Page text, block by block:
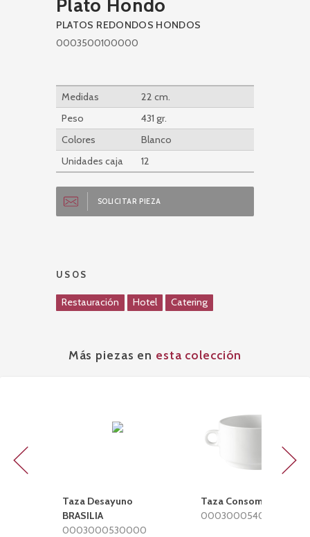
Plato Hondo
PLATOS REDONDOS HONDOS
0003500100000
Medidas
22 cm.
Peso
431 gr.
Colores
Blanco
Unidades caja
12
SOLICITAR PIEZA
USOS
Restauración Hotel Catering
Más piezas en esta colección
Taza Desayuno
BRASILIA
0003000530000
Taza Consomé
0003000540000